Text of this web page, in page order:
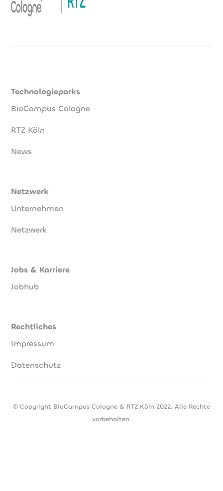
Technologieparks
BioCampus Cologne
RTZ Köln
News
Netzwerk
Unternehmen
Netzwerk
Jobs & Karriere
Jobhub
Rechtliches
Impressum
Datenschutz
© Copyright BioCampus Cologne & RTZ Köln 2022. Alle Rechte
vorbehalten.